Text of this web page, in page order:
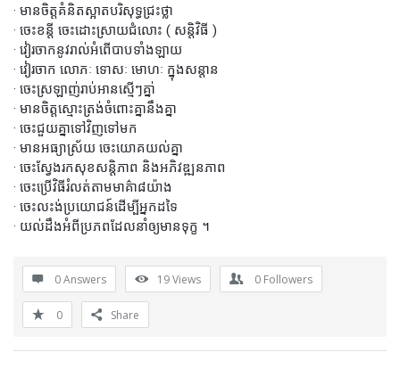
· មានចិត្តគំនិតស្អាតបរិសុទ្ធជ្រះថ្លា
· ចេះខន្តី ចេះដោះស្រាយជំលោះ ( សន្តិវិធី )
· វៀរចាកនូវរាល់អំពើបាបទាំងឡាយ
· វៀរចាក លោភៈ ទោសៈ មោហៈ ក្នុងសន្តាន
· ចេះស្រឡាញ់រាប់អានស្មើៗគ្នា់
· មានចិត្តស្មោះត្រង់ចំពោះគ្នានឹងគ្នា
· ចេះជួយគ្នាទៅវិញទៅមក
· មានអធ្យាស្រ័យ ចេះយោគយល់គ្នា
· ចេះស្វែងរកសុខសន្តិភាព និងអភិវឌ្ឍនភាព
· ចេះប្រើវិធីរំលត់តាមមាគ៌ា៨យ៉ាង
· ចេះលះង់ប្រយោជន៍ដើម្បីអ្នកដទៃ
· យល់ដឹងអំពីប្រភពដែលនាំឲ្យមានទុក្ខ ។
0 Answers 19Views 0 Followers
0 Share